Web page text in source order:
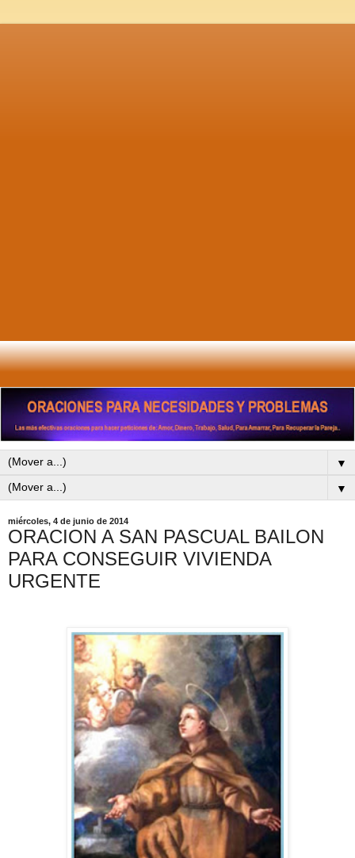
▼
▼
miércoles, 4 de junio de 2014
ORACION A SAN PASCUAL BAILON
PARA CONSEGUIR VIVIENDA
URGENTE